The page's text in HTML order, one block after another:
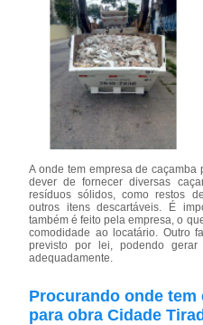
A onde tem empresa de
dever de fornecer diversas
resíduos sólidos, como restos
outros itens descartáveis. É
também é feito pela empresa, o
comodidade ao locatário. Outro
previsto por lei, podendo
adequadamente.
Procurando onde tem
para obra Cidade